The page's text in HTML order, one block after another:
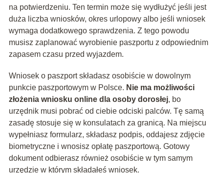
na potwierdzeniu. Ten termin może się wydłużyć jeśli jest
duża liczba wniosków, okres urlopowy albo jeśli wniosek
wymaga dodatkowego sprawdzenia. Z tego powodu
musisz zaplanować wyrobienie paszportu z odpowiednim
zapasem czasu przed wyjazdem.
Wniosek o paszport składasz osobiście w dowolnym
punkcie paszportowym w Polsce. Nie ma możliwości
złożenia wniosku online dla osoby dorosłej, bo
urzędnik musi pobrać od ciebie odciski palców. Tę samą
zasadę stosuje się w konsulatach za granicą. Na miejscu
wypełniasz formularz, składasz podpis, oddajesz zdjęcie
biometryczne i wnosisz opłatę paszportową. Gotowy
dokument odbierasz również osobiście w tym samym
urzędzie w którym składałeś wniosek.